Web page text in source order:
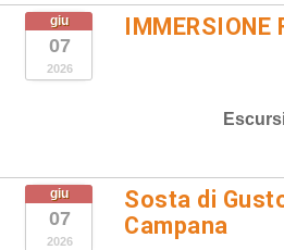
giu
07
2026
IMMERSIONE
giu
07
2026
Sosta di
Campana